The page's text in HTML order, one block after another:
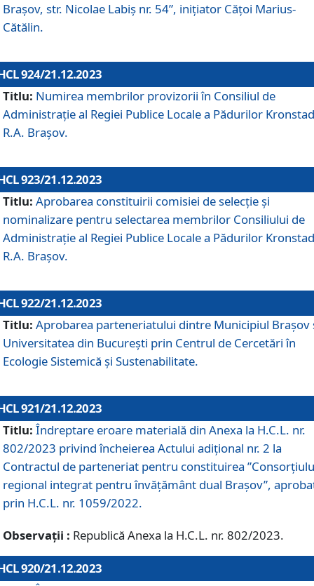
Brașov, str. Nicolae Labiș nr. 54”, inițiator Cățoi Marius-
Cătălin.
924/21.12.2023
Titlu: Numirea membrilor provizorii în Consiliul de
Administraţie al Regiei Publice Locale a Pădurilor
R.A. Brașov.
923/21.12.2023
Titlu: Aprobarea constituirii comisiei de selecție și
nominalizare pentru selectarea membrilor Consiliului de
Administrație al Regiei Publice Locale a Pădurilor
R.A. Brașov.
922/21.12.2023
Titlu: Aprobarea parteneriatului dintre Municipiul Brașov
Universitatea din București prin Centrul de Cercetări în
Ecologie Sistemică și Sustenabilitate.
921/21.12.2023
Titlu: Îndreptare eroare materială din Anexa la H.C.L. nr.
802/2023 privind încheierea Actului adițional nr. 2 la
Contractul de parteneriat pentru constituirea
regional integrat pentru învățământ dual Brașov”,
prin H.C.L. nr. 1059/2022.
Observații : Republică Anexa la H.C.L. nr. 802/2023.
920/21.12.2023